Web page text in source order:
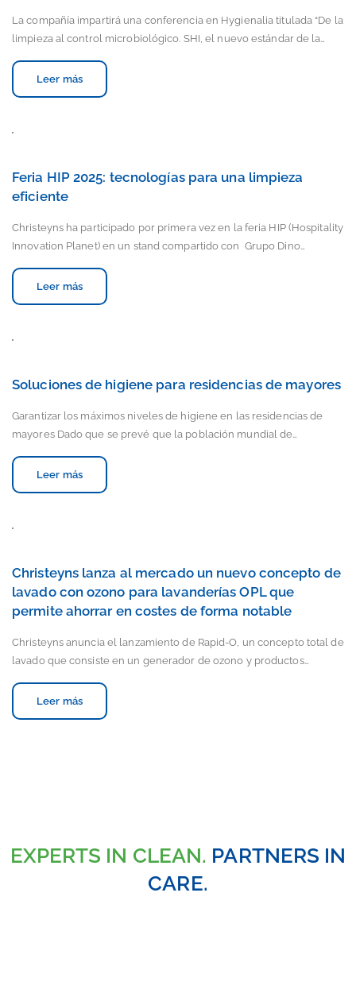
La compañía impartirá una conferencia en Hygienalia titulada “De la
limpieza al control microbiológico. SHI, el nuevo estándar de la…
Leer más
Feria HIP 2025: tecnologías para una limpieza
eficiente
Christeyns ha participado por primera vez en la feria HIP (Hospitality
Innovation Planet) en un stand compartido con Grupo Dino…
Leer más
Soluciones de higiene para residencias de mayores
Garantizar los máximos niveles de higiene en las residencias de
mayores Dado que se prevé que la población mundial de…
Leer más
Christeyns lanza al mercado un nuevo concepto de
lavado con ozono para lavanderías OPL que
permite ahorrar en costes de forma notable
Christeyns anuncia el lanzamiento de Rapid-O, un concepto total de
lavado que consiste en un generador de ozono y productos…
Leer más
EXPERTS IN CLEAN. PARTNERS IN
CARE.